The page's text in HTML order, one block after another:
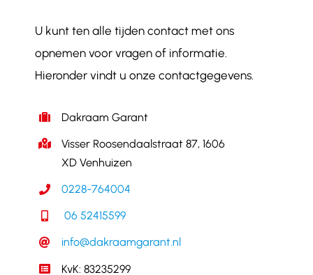
U kunt ten alle tijden contact met ons
opnemen voor vragen of informatie.
Hieronder vindt u onze contactgegevens.
Dakraam Garant
Visser Roosendaalstraat 87, 1606
XD Venhuizen
0228-764004
06 52415599
info@dakraamgarant.nl
KvK: 83235299